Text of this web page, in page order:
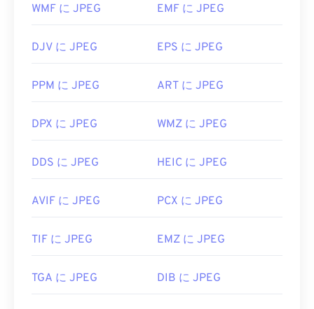
ケーション、Apple Previewなどの Mac OS アプリ
開発者: Joint Photographic Experts Group
https://en.wikipedia.org/wiki/JPEG
WMF に JPEG EMF に JPEG
DJV に JPEG EPS に JPEG
PPM に JPEG ART に JPEG
DPX に JPEG WMZ に JPEG
DDS に JPEG HEIC に JPEG
AVIF に JPEG PCX に JPEG
TIF に JPEG EMZ に JPEG
TGA に JPEG DIB に JPEG